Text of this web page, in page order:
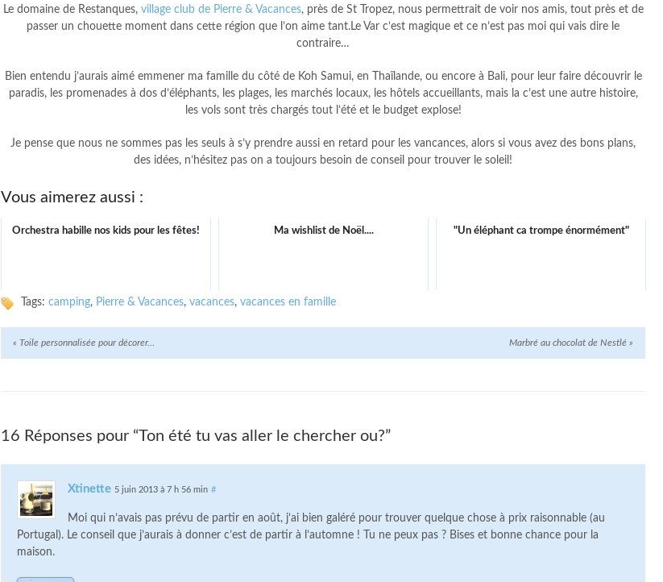
Le domaine de Restanques,village club de Pierre & Vacances, près de St Tropez, nous permettrait de voir nos amis, tout près et de
passer un chouette moment dans cette région que l’on aime tant.Le Var c’est magique et ce n’est pas moi qui vais dire le
contraire…
Bien entendu j’aurais aimé emmener ma famille du côté de Koh Samui, en Thaïlande, ou encore à Bali, pour leur faire découvrir le
paradis, les promenades à dos d’éléphants, les plages, les marchés locaux, les hôtels accueillants, mais la c’est une autre histoire,
les vols sont très chargés tout l’été et le budget explose!
Je pense que nous ne sommes pas les seuls à s’y prendre aussi en retard pour les vancances, alors si vous avez des bons plans,
des idées, n’hésitez pas on a toujours besoin de conseil pour trouver le soleil!
Vous aimerez aussi :
Orchestra habille nos kids pour les fêtes! Ma wishlist de Noël.... "Un éléphant ca trompe énormément"
Tags: camping, Pierre & Vacances, vacances, vacances en famille
« Toile personnalisée pour décorer… Marbré au chocolat de Nestlé »
16 Réponses pour “Ton été tu vas aller le chercher ou?”
Xtinette 5 juin 2013 à 7 h 56 min #
Moi qui n’avais pas prévu de partir en août, j’ai bien galéré pour trouver quelque chose à prix raisonnable (au
Portugal). Le conseil que j’aurais à donner c’est de partir à l’automne ! Tu ne peux pas ? Bises et bonne chance pour la
maison.